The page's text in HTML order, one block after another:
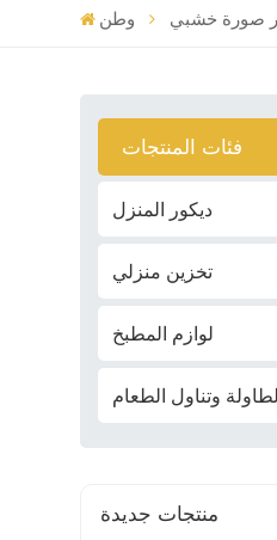
وطن صورة خشبي
فئات المنتجات
ديكور المنزل
تخزين منزلي
لوازم المطبخ
وتناول الطعام
منتجات جديدة